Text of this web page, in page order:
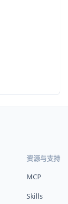
资源与支持
MCP
Skills